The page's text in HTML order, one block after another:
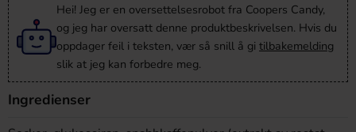
Hei! Jeg er en oversettelsesrobot fra Coopers Candy,
og jeg har oversatt denne produktbeskrivelsen. Hvis du
oppdager feil i teksten, vær så snill å gi tilbakemelding
slik at jeg kan forbedre meg.
Ingredienser